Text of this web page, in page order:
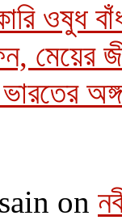
ওষুধ
মেয়ের
on